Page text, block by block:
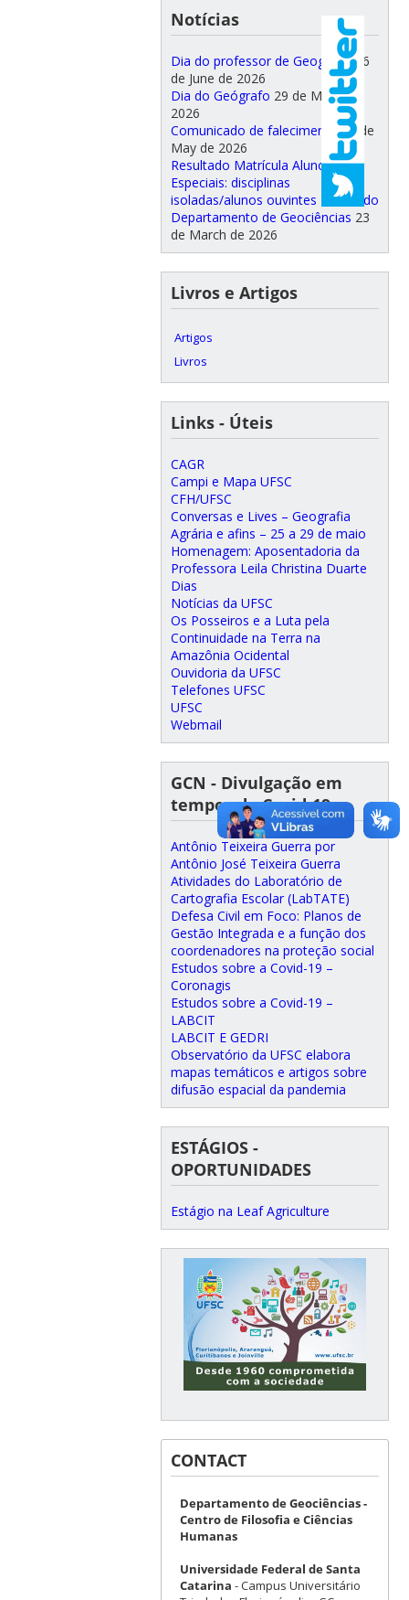
Notícias
Dia do professor de Geografia 26
de June de 2026
Dia do Geógrafo 29 de May de
2026
Comunicado de falecimento 26 de
May de 2026
Resultado Matrícula Alunos
Especiais: disciplinas
isoladas/alunos ouvintes 2026.1 do
Departamento de Geociências 23
de March de 2026
Livros e Artigos
Artigos
Livros
Links - Úteis
CAGR
Campi e Mapa UFSC
CFH/UFSC
Conversas e Lives – Geografia
Agrária e afins – 25 a 29 de maio
Homenagem: Aposentadoria da
Professora Leila Christina Duarte
Dias
Notícias da UFSC
Os Posseiros e a Luta pela
Continuidade na Terra na
Amazônia Ocidental
Ouvidoria da UFSC
Telefones UFSC
UFSC
Webmail
GCN - Divulgação em
tempos da Covid-19
Antônio Teixeira Guerra por
Antônio José Teixeira Guerra
Atividades do Laboratório de
Cartografia Escolar (LabTATE)
Defesa Civil em Foco: Planos de
Gestão Integrada e a função dos
coordenadores na proteção social
Estudos sobre a Covid-19 –
Coronagis
Estudos sobre a Covid-19 –
LABCIT
LABCIT E GEDRI
Observatório da UFSC elabora
mapas temáticos e artigos sobre
difusão espacial da pandemia
ESTÁGIOS -
OPORTUNIDADES
Estágio na Leaf Agriculture
CONTACT
Departamento de Geociências -
Centro de Filosofia e Ciências
Humanas
Universidade Federal de Santa
Catarina - Campus Universitário